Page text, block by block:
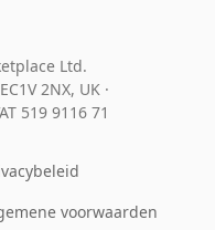
Ltd.
2NX, UK ·
519 9116 71
voorwaarden